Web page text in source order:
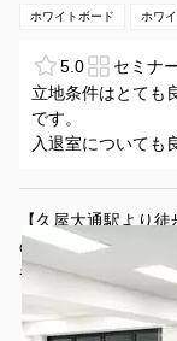
ホワイトボード ホワ
5.0 セミナ
立地条件はとても
です。
入退室についても
全体的にはとても
は・・・
部屋の臭いです。
長時間いるとした
【久屋大通駅より
の内ビル店 第2会
で）
名古屋会議室 ナカト